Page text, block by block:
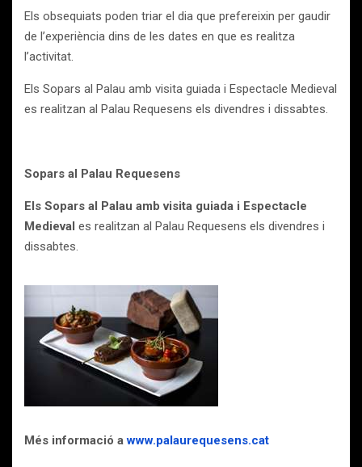
Els obsequiats poden triar el dia que prefereixin per gaudir
de l’experiència dins de les dates en que es realitza
l’activitat.
Els Sopars al Palau amb visita guiada i Espectacle Medieval
es realitzan al Palau Requesens els divendres i dissabtes.
Sopars al Palau Requesens
Els Sopars al Palau amb visita guiada i Espectacle
Medieval es realitzan al Palau Requesens els divendres i
dissabtes.
Més informació awww.palaurequesens.cat